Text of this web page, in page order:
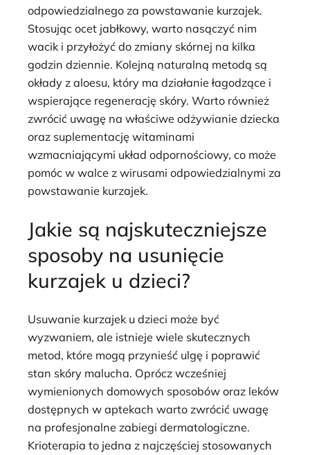
odpowiedzialnego za powstawanie kurzajek.
Stosując ocet jabłkowy, warto nasączyć nim
wacik i przyłożyć do zmiany skórnej na kilka
godzin dziennie. Kolejną naturalną metodą są
okłady z aloesu, który ma działanie łagodzące i
wspierające regenerację skóry. Warto również
zwrócić uwagę na właściwe odżywianie dziecka
oraz suplementację witaminami
wzmacniającymi układ odpornościowy, co może
pomóc w walce z wirusami odpowiedzialnymi za
powstawanie kurzajek.
Jakie są najskuteczniejsze
sposoby na usunięcie
kurzajek u dzieci?
Usuwanie kurzajek u dzieci może być
wyzwaniem, ale istnieje wiele skutecznych
metod, które mogą przynieść ulgę i poprawić
stan skóry malucha. Oprócz wcześniej
wymienionych domowych sposobów oraz leków
dostępnych w aptekach warto zwrócić uwagę
na profesjonalne zabiegi dermatologiczne.
Krioterapia to jedna z najczęściej stosowanych